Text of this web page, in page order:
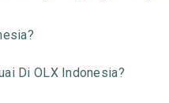
Di OLX Indonesia?